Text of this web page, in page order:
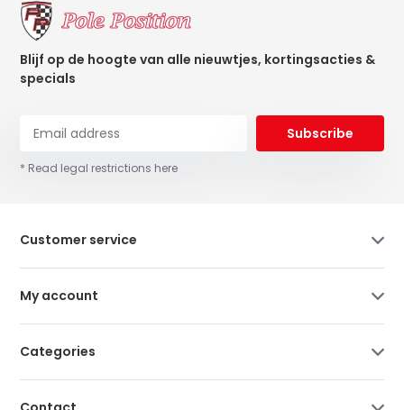
Blijf op de hoogte van alle nieuwtjes, kortingsacties &
specials
Subscribe
* Read legal restrictions here
Customer service
My account
Categories